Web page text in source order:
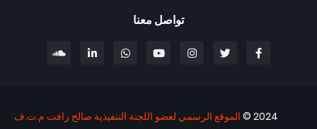
تواصل معنا
2024 © الموقع الرسمي لعضو اللجنة التنفيذية صالح رافت م.ت.ف